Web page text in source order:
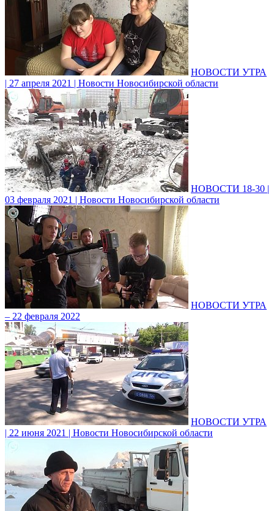
НОВОСТИ УТРА
| 27 апреля 2021 | Новости Новосибирской области
НОВОСТИ 18-30 |
03 февраля 2021 | Новости Новосибирской области
НОВОСТИ УТРА
– 22 февраля 2022
НОВОСТИ УТРА
| 22 июня 2021 | Новости Новосибирской области